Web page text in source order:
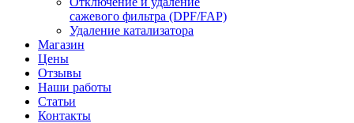
сажевого фильтра (DPF/FAP)
Удаление катализатора
Магазин
Цены
Отзывы
Наши работы
Статьи
Контакты